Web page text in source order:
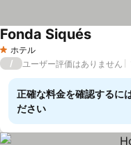
1 ホテルのランク
ホテル
Fonda Siqués料金を
/ ユーザー評価はありません
正確な料金を確認するに
ださい